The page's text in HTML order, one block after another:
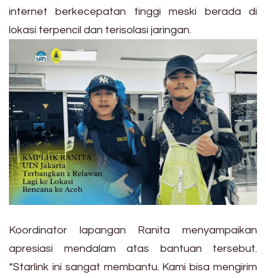
internet berkecepatan tinggi meski berada di
lokasi terpencil dan terisolasi jaringan.
Koordinator lapangan Ranita menyampaikan
apresiasi mendalam atas bantuan tersebut.
“Starlink ini sangat membantu. Kami bisa mengirim